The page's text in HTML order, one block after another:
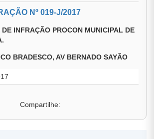
Nº 019-J/2017
INFRAÇÃO PROCON MUNICIPAL DE
BRADESCO, AV BERNADO SAYÃO
Compartilhe: